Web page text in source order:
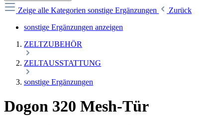
Zeige alle Kategorien sonstige Ergänzungen
Zurück
sonstige Ergänzungen anzeigen
ZELTZUBEHÖR
ZELTAUSSTATTUNG
sonstige Ergänzungen
Dogon 320 Mesh-Tür